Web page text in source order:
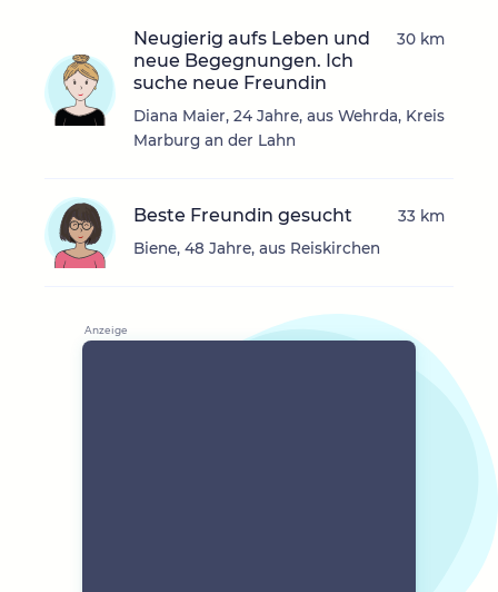
Neugierig aufs Leben und
neue Begegnungen. Ich
suche neue Freundin
Diana Maier, 24 Jahre, aus Wehrda, Kreis
Marburg an der Lahn
30 km
Beste Freundin gesucht
Biene, 48 Jahre, aus Reiskirchen
33 km